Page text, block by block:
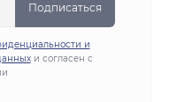
Подписаться
и
и согласен с